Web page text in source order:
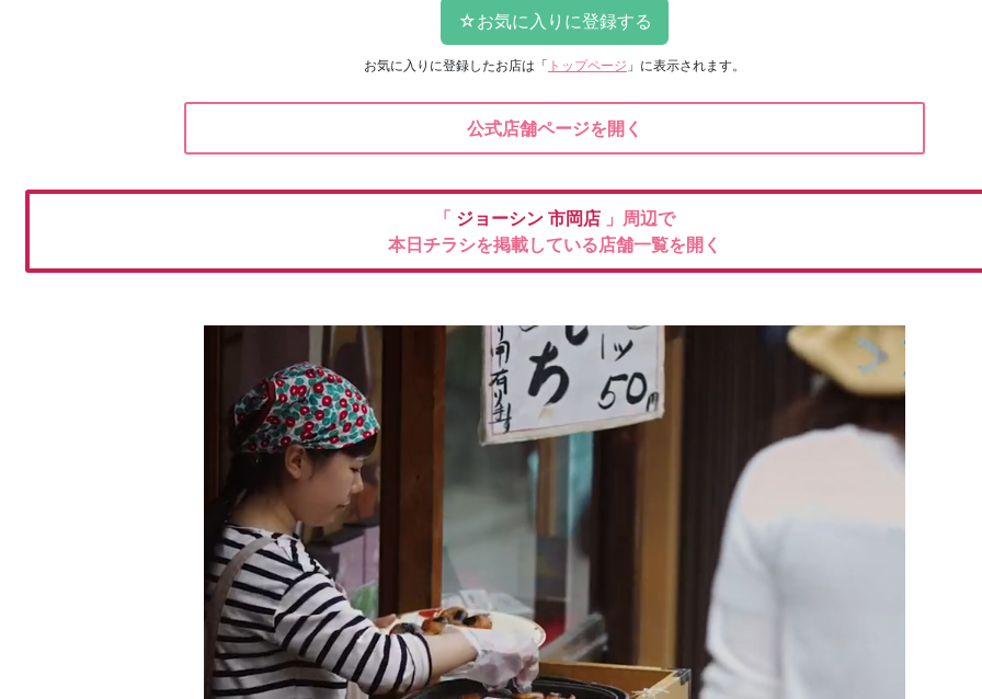
お気に入りに登録したお店は 「 トップページ 」に表示されます。
公式店舗ページを開く
「 ジョーシン 市岡店 」周辺で
本日チラシを掲載している店舗一覧を開く